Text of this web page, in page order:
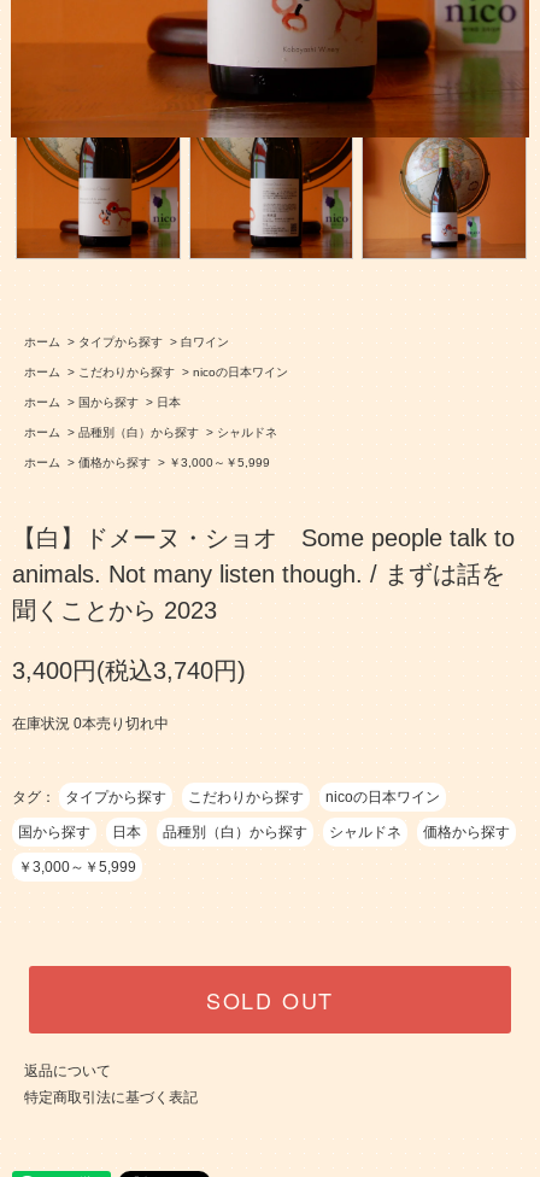
ホーム > タイプから探す > 白ワイン
ホーム > こだわりから探す > nicoの日本ワイン
ホーム > 国から探す > 日本
ホーム > 品種別（白）から探す > シャルドネ
ホーム > 価格から探す > ￥3,000～￥5,999
【白】ドメーヌ・ショオ Some people talk to
animals. Not many listen though. / まずは話を
聞くことから 2023
3,400円(税込3,740円)
在庫状況 0本売り切れ中
タグ： タイプから探す こだわりから探す nicoの日本ワイン
国から探す 日本 品種別（白）から探す シャルドネ 価格から探す
￥3,000～￥5,999
SOLD OUT
返品について
特定商取引法に基づく表記